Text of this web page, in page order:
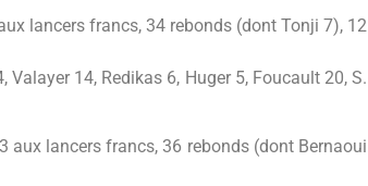
lancers francs, 34 rebonds (dont Tonji 7), 12
14, Redikas 6, Huger 5, Foucault 20, S.
lancers francs, 36 rebonds (dont Bernaoui